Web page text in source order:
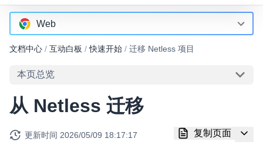
实时互动基础能力
对话式 AI 引擎 NEW HOT
突破传统文字交互模式，与 AI 进行高拟真、自然流畅的实时语
音对话
实时互动 HOT
扩展性和更优秀的互动效果
Web
Android
iOS
文档中心 / 互动白板 / 快速开始 / 迁移 Netless 项目
本页总览
从 Netless 迁移
更新时间 2026/05/09 18:17:17 复制页面